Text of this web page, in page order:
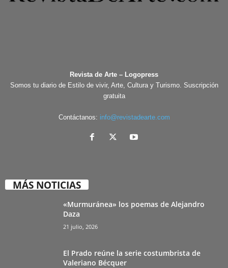
Revista de Arte – Logopress
Somos tu diario de Estilo de vivir, Arte, Cultura y Turismo. Suscripción
gratuita
Contáctanos: info@revistadearte.com
MÁS NOTICIAS
«Murmuránea» los poemas de Alejandro
Daza
21 julio, 2026
El Prado reúne la serie costumbrista de
Valeriano Bécquer